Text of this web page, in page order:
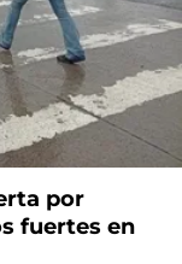
por
fuertes en